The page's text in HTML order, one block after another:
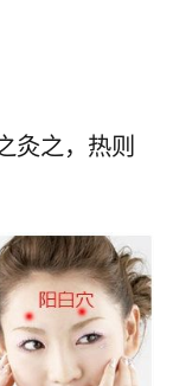
灸之，热则